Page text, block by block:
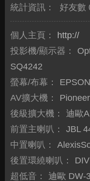
統計資訊： 好友數
個人主頁：
http://
投影機/顯示器：
SQ4242
螢幕/布幕：
AV擴大機：
後級擴大機：
迪歐
前置主喇叭：
JBL
中置喇叭：
後置環繞喇叭：
超低音：
迪歐 DW-